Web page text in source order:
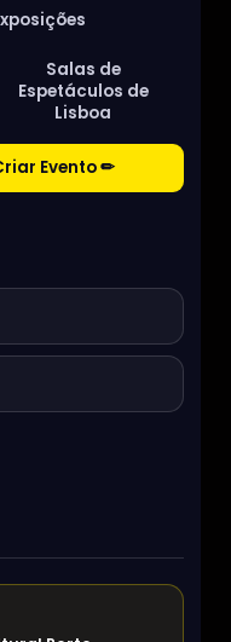
Salas de
Espetáculos de
Lisboa
Evento ✏